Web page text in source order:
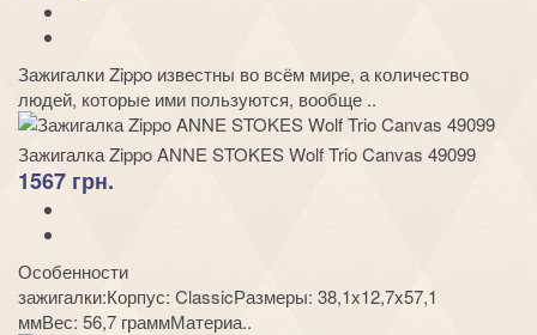
Зажигалки Zippo известны во всём мире, а количество
людей, которые ими пользуются, вообще ..
Зажигалка Zippo ANNE STOKES Wolf Trio Canvas 49099
1567 грн.
Особенности
зажигалки:Корпус: ClassicРазмеры: 38,1x12,7x57,1
ммВес: 56,7 граммМатериа..